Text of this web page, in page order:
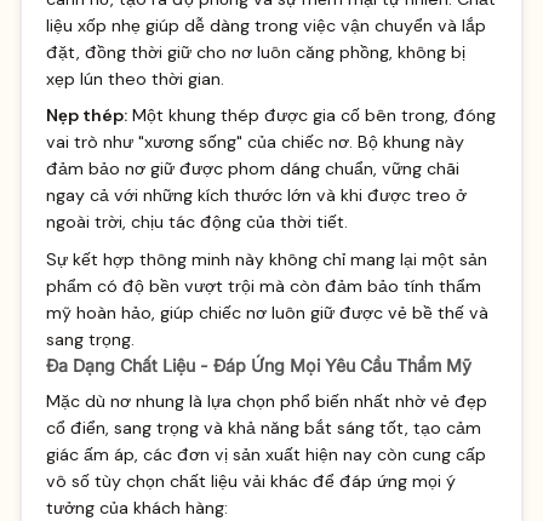
liệu xốp nhẹ giúp dễ dàng trong việc vận chuyển và lắp
đặt, đồng thời giữ cho nơ luôn căng phồng, không bị
xẹp lún theo thời gian.
Nẹp thép:Một khung thép được gia cố bên trong, đóng
vai trò như "xương sống" của chiếc nơ. Bộ khung này
đảm bảo nơ giữ được phom dáng chuẩn, vững chãi
ngay cả với những kích thước lớn và khi được treo ở
ngoài trời, chịu tác động của thời tiết.
Sự kết hợp thông minh này không chỉ mang lại một sản
phẩm có độ bền vượt trội mà còn đảm bảo tính thẩm
mỹ hoàn hảo, giúp chiếc nơ luôn giữ được vẻ bề thế và
sang trọng.
Đa Dạng Chất Liệu - Đáp Ứng Mọi Yêu Cầu Thẩm Mỹ
Mặc dù nơ nhung là lựa chọn phổ biến nhất nhờ vẻ đẹp
cổ điển, sang trọng và khả năng bắt sáng tốt, tạo cảm
giác ấm áp, các đơn vị sản xuất hiện nay còn cung cấp
vô số tùy chọn chất liệu vải khác để đáp ứng mọi ý
tưởng của khách hàng: